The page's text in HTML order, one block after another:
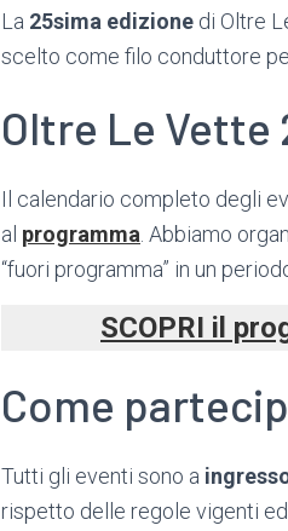
La 25sima edizione di Oltre
scelto come filo conduttore
Oltre Le Vette
Il calendario completo degli
al programma . Abbiamo
“fuori programma” in un
SCOPRI il
Come
Tutti gli eventi sono a
rispetto delle regole vigenti